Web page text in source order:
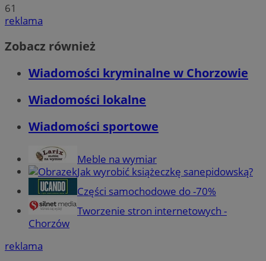
61
reklama
Zobacz również
Wiadomości kryminalne w Chorzowie
Wiadomości lokalne
Wiadomości sportowe
Meble na wymiar
Jak wyrobić książeczkę sanepidowską?
Części samochodowe do -70%
Tworzenie stron internetowych -
Chorzów
reklama